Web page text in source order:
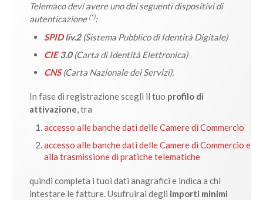
Telemaco devi avere uno dei seguenti dispositivi di
autenticazione (*):
SPIDliv.2(Sistema Pubblico di Identità Digitale)
CIE 3.0(Carta di Identità Elettronica)
CNS(Carta Nazionale dei Servizi).
In fase di registrazione scegli il tuo profilo di
attivazione, tra
accesso alle banche dati delle Camere di Commercio
accesso alle banche dati delle Camere di Commercio e
alla trasmissione di pratiche telematiche
quindi completa i tuoi dati anagrafici e indica a chi
intestare le fatture. Usufruirai degli importi minimi